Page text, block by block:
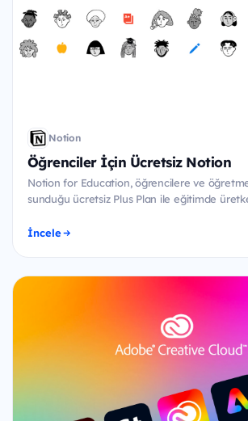
Notion
Öğrenciler İçin Ücretsiz Notion
Notion for Education, öğrencilere ve
sunduğu ücretsiz Plus Plan ile eğitimde
İncele